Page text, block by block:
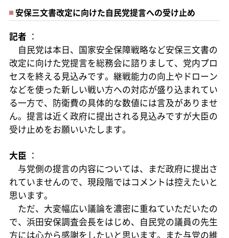
安保三文書改定に向けた自民党提言への受け止め
記者 ：
自民党は本日、国家安全保障戦略など安保三文書の
改定に向けた党提言を総務会に諮りまして、党内プロ
セスを終える見込みです。継戦能力の向上やドローン
などを使った新しい戦い方への対応が盛り込まれてい
る一方で、防衛費の具体的な数値には言及がありませ
ん。提言は近く政府に提出される見込みですが大臣の
受け止めをお願いいたします。
大臣 ：
与党側の提言の内容については、まだ政府に提出さ
れていませんので、現段階ではコメントは控えたいと
思います。
ただ、大変幅広い議論を濃密に重ねていただいたの
で、浜田安保調査会長をはじめ、自民党の議員の先生
方には心から感謝をしたいと思います。また与党の維